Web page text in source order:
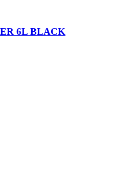
6L BLACK